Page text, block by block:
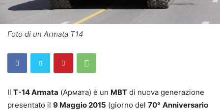
Foto di un Armata T14
Il T-14 Armata (Армата) è un MBT di nuova generazione
presentato il 9 Maggio 2015 (giorno del 70° Anniversario